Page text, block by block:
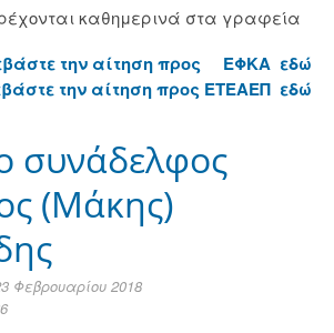
καθημερινά στα γραφεία
την αίτηση προς ΕΦΚΑ εδώ
την αίτηση προς ΕΤΕΑΕΠ εδώ
συνάδελφος
(Μάκης)
Φεβρουαρίου 2018